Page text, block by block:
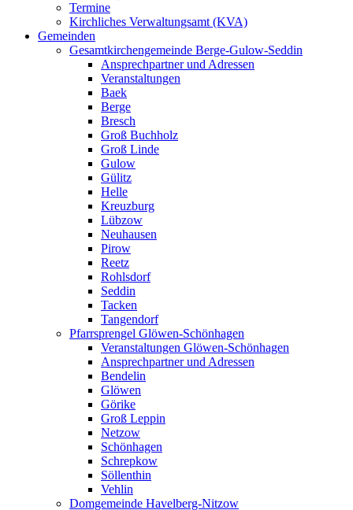
Termine
Kirchliches Verwaltungsamt (KVA)
Gemeinden
Gesamtkirchengemeinde Berge-Gulow-Seddin
Ansprechpartner und Adressen
Veranstaltungen
Baek
Berge
Bresch
Groß Buchholz
Groß Linde
Gulow
Gülitz
Helle
Kreuzburg
Lübzow
Neuhausen
Pirow
Reetz
Rohlsdorf
Seddin
Tacken
Tangendorf
Pfarrsprengel Glöwen-Schönhagen
Veranstaltungen Glöwen-Schönhagen
Ansprechpartner und Adressen
Bendelin
Glöwen
Görike
Groß Leppin
Netzow
Schönhagen
Schrepkow
Söllenthin
Vehlin
Domgemeinde Havelberg-Nitzow